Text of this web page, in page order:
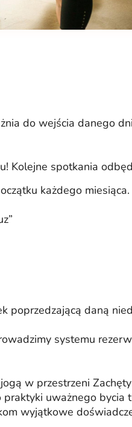
do wejścia danego
Kolejne spotkania
każdego miesiąca.
poprzedzającą daną
systemu
w przestrzeni
praktyki uważnego
wyjątkowe